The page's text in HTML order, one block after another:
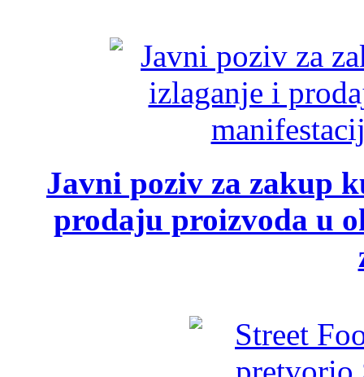
Javni poziv za zakup
prodaju proizvoda u